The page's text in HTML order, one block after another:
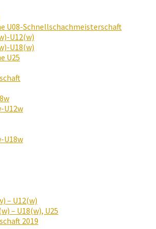
U08-Schnellschachmeisterschaft
U12(w)
U18(w)
U25
U12w
U18w
– U12(w)
– U18(w), U25
2019